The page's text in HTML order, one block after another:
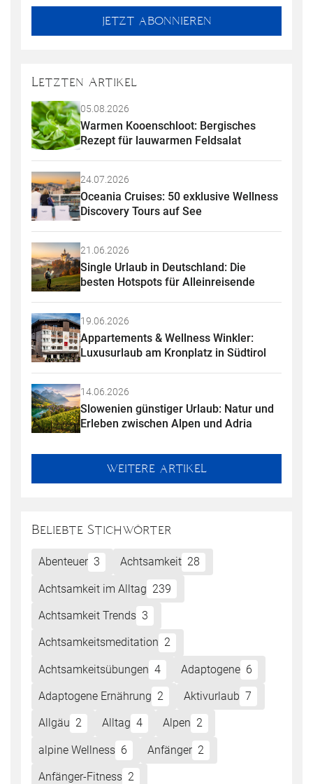
JETZT ABONNIEREN
Letzten Artikel
05.08.2026
Warmen Kooenschloot: Bergisches
Rezept für lauwarmen Feldsalat
24.07.2026
Oceania Cruises: 50 exklusive Wellness
Discovery Tours auf See
21.06.2026
Single Urlaub in Deutschland: Die
besten Hotspots für Alleinreisende
19.06.2026
Appartements & Wellness Winkler:
Luxusurlaub am Kronplatz in Südtirol
14.06.2026
Slowenien günstiger Urlaub: Natur und
Erleben zwischen Alpen und Adria
WEITERE ARTIKEL
Beliebte Stichwörter
Abenteuer 3 Achtsamkeit 28
Achtsamkeit im Alltag 239
Achtsamkeit Trends 3
Achtsamkeitsmeditation 2
Achtsamkeitsübungen 4 Adaptogene 6
Adaptogene Ernährung 2 Aktivurlaub 7
Allgäu 2 Alltag 4 Alpen 2
alpine Wellness 6 Anfänger 2
Anfänger-Fitness 2